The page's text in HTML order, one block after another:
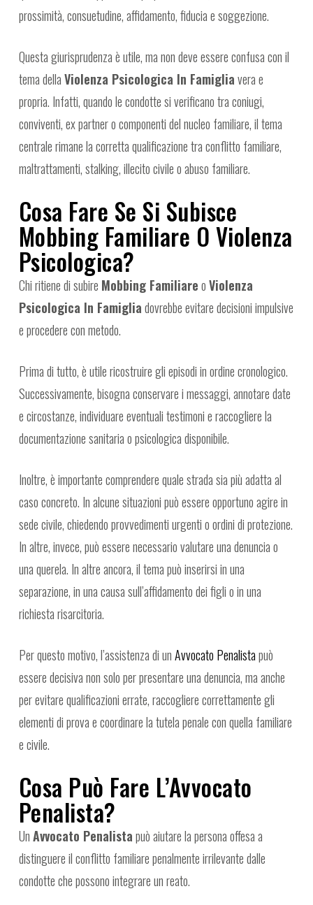
prossimità, consuetudine, affidamento, fiducia e soggezione.
Questa giurisprudenza è utile, ma non deve essere confusa con il
tema dellaViolenza Psicologica In Famigliavera e
propria. Infatti, quando le condotte si verificano tra coniugi,
conviventi, ex partner o componenti del nucleo familiare, il tema
centrale rimane la corretta qualificazione tra conflitto familiare,
maltrattamenti, stalking, illecito civile o abuso familiare.
Cosa Fare Se Si Subisce
Mobbing Familiare O Violenza
Psicologica?
Chi ritiene di subire Mobbing FamiliareoViolenza
Psicologica In Famigliadovrebbe evitare decisioni impulsive
e procedere con metodo.
Prima di tutto, è utile ricostruire gli episodi in ordine cronologico.
Successivamente, bisogna conservare i messaggi, annotare date
e circostanze, individuare eventuali testimoni e raccogliere la
documentazione sanitaria o psicologica disponibile.
Inoltre, è importante comprendere quale strada sia più adatta al
caso concreto. In alcune situazioni può essere opportuno agire in
sede civile, chiedendo provvedimenti urgenti o ordini di protezione.
In altre, invece, può essere necessario valutare una denuncia o
una querela. In altre ancora, il tema può inserirsi in una
separazione, in una causa sull’affidamento dei figli o in una
richiesta risarcitoria.
Per questo motivo, l’assistenza di unAvvocato Penalistapuò
essere decisiva non solo per presentare una denuncia, ma anche
per evitare qualificazioni errate, raccogliere correttamente gli
elementi di prova e coordinare la tutela penale con quella familiare
e civile.
Cosa Può Fare L’Avvocato
Penalista?
UnAvvocato Penalistapuò aiutare la persona offesa a
distinguere il conflitto familiare penalmente irrilevante dalle
condotte che possono integrare un reato.